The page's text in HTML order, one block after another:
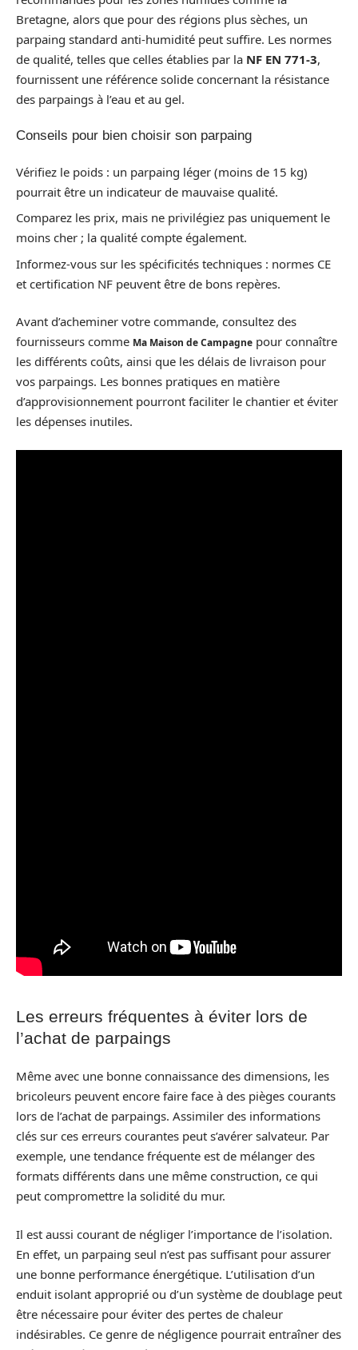
Bretagne, alors que pour des régions plus sèches, un
parpaing standard anti-humidité peut suffire. Les normes
de qualité, telles que celles établies par la NF EN 771-3,
fournissent une référence solide concernant la résistance
des parpaings à l’eau et au gel.
Conseils pour bien choisir son parpaing
Vérifiez le poids : un parpaing léger (moins de 15 kg)
pourrait être un indicateur de mauvaise qualité.
Comparez les prix, mais ne privilégiez pas uniquement le
moins cher ; la qualité compte également.
Informez-vous sur les spécificités techniques : normes CE
et certification NF peuvent être de bons repères.
Avant d’acheminer votre commande, consultez des
fournisseurs comme Ma Maison de Campagne pour connaître
les différents coûts, ainsi que les délais de livraison pour
vos parpaings. Les bonnes pratiques en matière
d’approvisionnement pourront faciliter le chantier et éviter
les dépenses inutiles.
Les erreurs fréquentes à éviter lors de
l’achat de parpaings
Même avec une bonne connaissance des dimensions, les
bricoleurs peuvent encore faire face à des pièges courants
lors de l’achat de parpaings. Assimiler des informations
clés sur ces erreurs courantes peut s’avérer salvateur. Par
exemple, une tendance fréquente est de mélanger des
formats différents dans une même construction, ce qui
peut compromettre la solidité du mur.
Il est aussi courant de négliger l’importance de l’isolation.
En effet, un parpaing seul n’est pas suffisant pour assurer
une bonne performance énergétique. L’utilisation d’un
enduit isolant approprié ou d’un système de doublage peut
être nécessaire pour éviter des pertes de chaleur
indésirables. Ce genre de négligence pourrait entraîner des